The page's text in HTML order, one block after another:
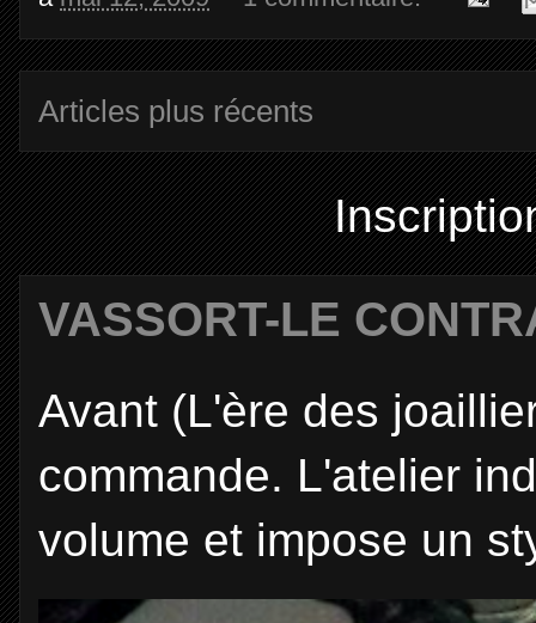
Articles plus récents
VASSORT-LE
Avant (L'ère des
commande. L'atelier
volume et impose un